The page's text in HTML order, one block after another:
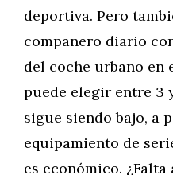
deportiva. Pero
compañero diario
del coche urbano en
puede elegir entre 3
sigue siendo bajo, a
equipamiento de
es económico.